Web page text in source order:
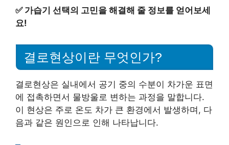
✅ 가습기 선택의 고민을 해결해 줄 정보를 얻어보세
요!
결로현상이란 무엇인가?
결로현상은 실내에서 공기 중의 수분이 차가운 표면
에 접촉하면서 물방울로 변하는 과정을 말합니다.
이 현상은 주로 온도 차가 큰 환경에서 발생하며, 다
음과 같은 원인으로 인해 나타납니다.